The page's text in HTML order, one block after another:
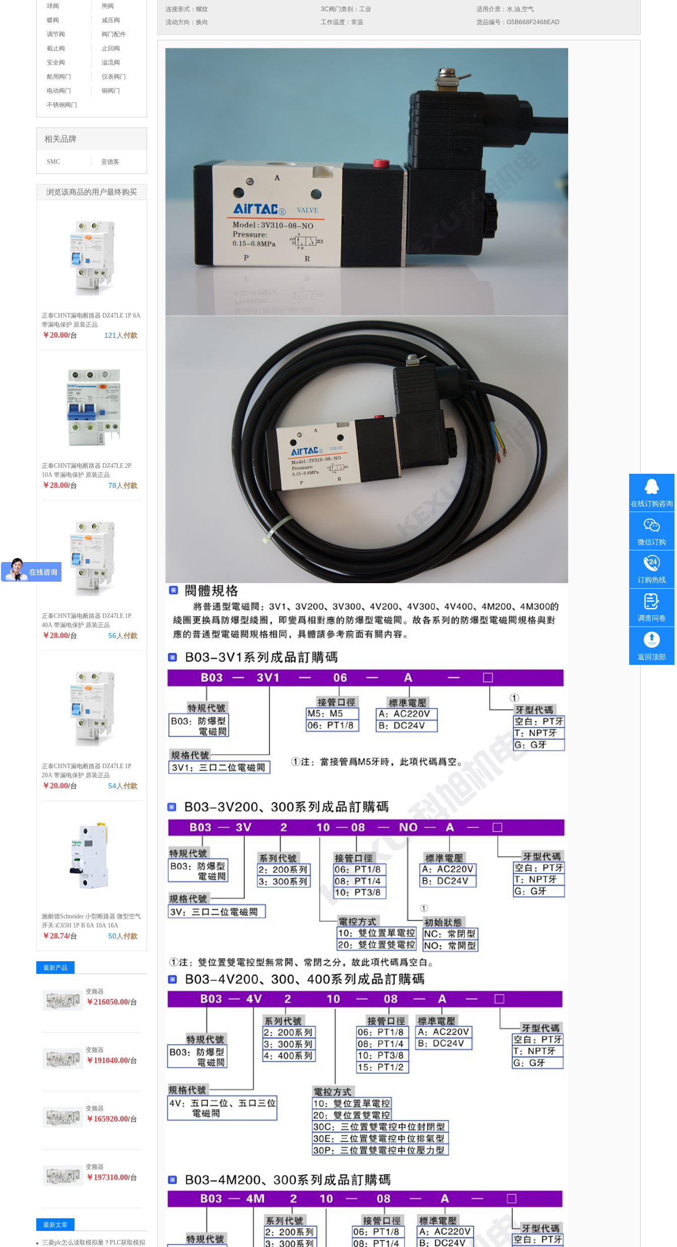
球阀
闸阀
蝶阀
减压阀
调节阀
阀门配件
截止阀
止回阀
安全阀
溢流阀
船用阀门
仪表阀门
电动阀门
铜阀门
不锈钢阀门
相关品牌
SMC 亚德客
浏览该商品的用户最终购买
正泰CHNT漏电断路器 DZ47LE 1P 6A
带漏电保护 原装正品
￥20.00/台 121 人付款
正泰CHNT漏电断路器 DZ47LE 2P
10A 带漏电保护 原装正品
￥28.00/台 78 人付款
正泰CHNT漏电断路器 DZ47LE 1P
40A 带漏电保护 原装正品
￥28.00/台 56人付款
正泰CHNT漏电断路器 DZ47LE 1P
20A 带漏电保护 原装正品
￥20.00/台 54人付款
施耐德Schneider 小型断路器 微型空气
开关 iC65H 1P B 6A 10A 16A
￥28.74/台 50人付款
最新产品
变频器
￥216050.00/台
变频器
￥191040.00/台
变频器
￥165920.00/台
变频器
￥197310.00/台
最新文章
三菱plc怎么读取模拟量？PLC获取模拟
连接形式：螺纹
3C阀门类别：工业
适用介质：水,油,空气
流动方向：换向
工作温度：常温 货品编号：G5B668F2468EAD
在线订购咨询
微信订购
订购热线
调查问卷
返回顶部